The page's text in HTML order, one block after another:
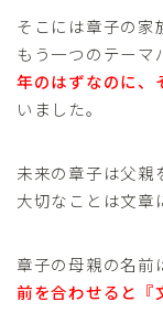
そこには章子の家
もう一つのテーマ
年のはずなのに、
いました。
未来の章子は父親
大切なことは文章
章子の母親の名前
前を合わせると『